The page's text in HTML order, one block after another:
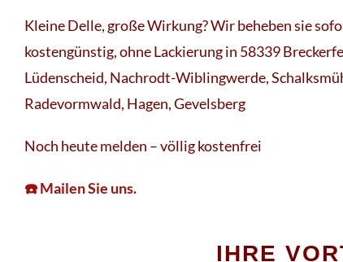
Kleine Delle, große Wirkung? Wir beheben sie
kostengünstig, ohne Lackierung in 58339
Lüdenscheid, Nachrodt-Wiblingwerde,
Radevormwald, Hagen, Gevelsberg
Noch heute melden – völlig kostenfrei
☎️ Mailen Sie uns.
IHRE